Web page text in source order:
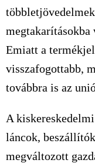
Emiatt a
visszafogottabb,
továbbra is az
A
láncok,
megváltozott